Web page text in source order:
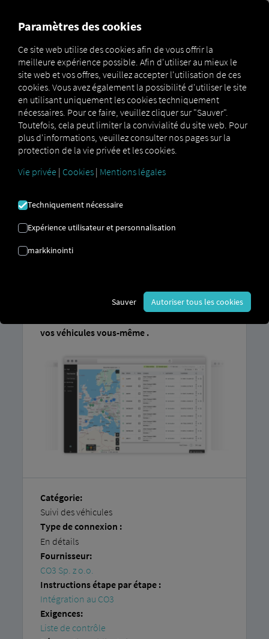
Marketplace Connectors CO3 Connect
CO3 CONNECT
Intégration d'un fournisseur externe
Votre flotte comprend-elle des véhicules de
à laplateforme RIOet affichez leur
compteRIO
instructions
une explication détaillée
vos véhicules vous-même.
Catégorie:
Suivi des véhicules
Type de connexion :
En détails
Fournisseur:
CO3 Sp. z o.o.
Instructions étape par étape :
Intégration au CO3
Exigences:
Liste de contrôle
Paramètres des cookies
Ce site web utilise des cookies afin de vous offrir la
meilleure expérience possible. Afin d'utiliser au mieux le
site web et vos offres, veuillez accepter l'utilisation de ces
cookies. Vous avez également la possibilité d'utiliser le site
en utilisant uniquement les cookies techniquement
nécessaires. Pour ce faire, veuillez cliquer sur "Sauver".
Toutefois, cela peut limiter la convivialité du site web. Pour
plus d'informations, veuillez consulter nos pages sur la
protection de la vie privée et les cookies.
Vie privée | Cookies | Mentions légales
Techniquement nécessaire
Expérience utilisateur et personnalisation
markkinointi
Sauver Autoriser tous les cookies